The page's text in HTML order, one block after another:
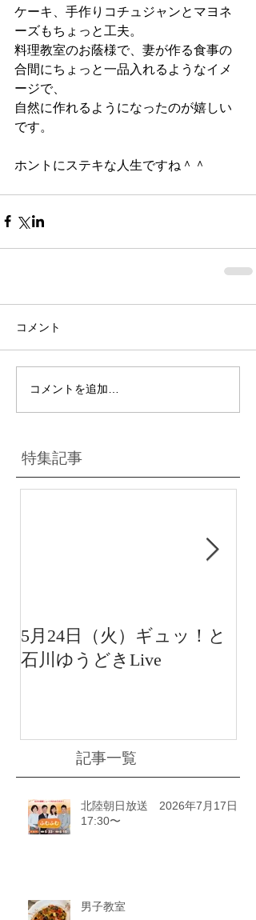
ケーキ、手作りコチュジャンとマヨネ
ーズもちょっと工夫。
料理教室のお蔭様で、妻が作る食事の
合間にちょっと一品入れるようなイメ
ージで、
自然に作れるようになったのが嬉しい
です。
ホントにステキな人生ですね＾＾
コメント
コメントを追加…
特集記事
5月24日（火）ギュッ！と
石川ゆうどきLive
記事一覧
北陸朝日放送 2026年7月17日
17:30〜
男子教室